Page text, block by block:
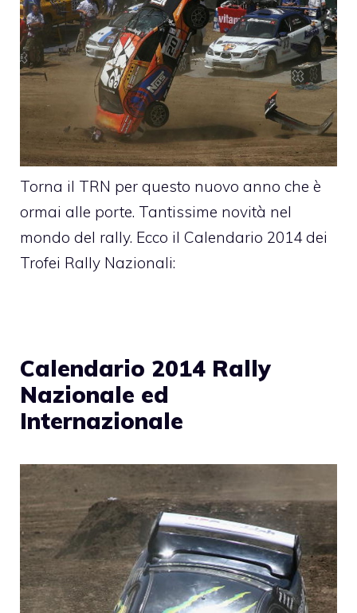
Torna il TRN per questo nuovo anno che è
ormai alle porte. Tantissime novità nel
mondo del rally. Ecco il Calendario 2014 dei
Trofei Rally Nazionali:
Calendario 2014 Rally
Nazionale ed
Internazionale